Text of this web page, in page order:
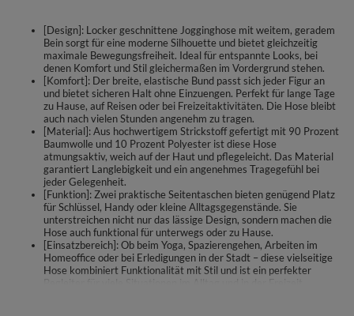
[Design]: Locker geschnittene Jogginghose mit weitem, geradem
Bein sorgt für eine moderne Silhouette und bietet gleichzeitig
maximale Bewegungsfreiheit. Ideal für entspannte Looks, bei
denen Komfort und Stil gleichermaßen im Vordergrund stehen.
[Komfort]: Der breite, elastische Bund passt sich jeder Figur an
und bietet sicheren Halt ohne Einzuengen. Perfekt für lange Tage
zu Hause, auf Reisen oder bei Freizeitaktivitäten. Die Hose bleibt
auch nach vielen Stunden angenehm zu tragen.
[Material]: Aus hochwertigem Strickstoff gefertigt mit 90 Prozent
Baumwolle und 10 Prozent Polyester ist diese Hose
atmungsaktiv, weich auf der Haut und pflegeleicht. Das Material
garantiert Langlebigkeit und ein angenehmes Tragegefühl bei
jeder Gelegenheit.
[Funktion]: Zwei praktische Seitentaschen bieten genügend Platz
für Schlüssel, Handy oder kleine Alltagsgegenstände. Sie
unterstreichen nicht nur das lässige Design, sondern machen die
Hose auch funktional für unterwegs oder zu Hause.
[Einsatzbereich]: Ob beim Yoga, Spazierengehen, Arbeiten im
Homeoffice oder bei Erledigungen in der Stadt – diese vielseitige
Hose kombiniert Funktionalität mit Stil und ist ein perfekter
Begleiter für viele Situationen im Alltag und in der Freizeit.